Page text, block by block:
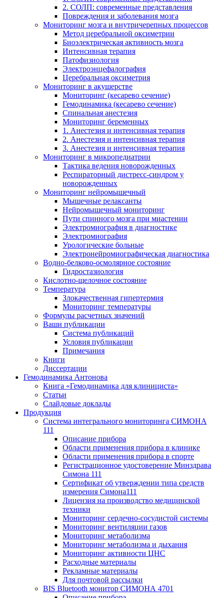
2. СОЛП: современные представления
Повреждения и заболевания мозга
Мониторинг мозга и внутричерепных процессов
Метод церебральной оксиметрии
Биоэлектрическая активность мозга
Интенсивная терапия
Патофизиология
Электроэнцефалография
Церебральная оксиметрия
Мониторинг в акушерстве
Мониторинг (кесарево сечение)
Гемодинамика (кесарево сечение)
Спинальная анестезия
Мониторинг беременных
1. Анестезия и интенсивная терапия
2. Анестезия и интенсивная терапия
3. Анестезия и интенсивная терапия
Мониторинг в микропедиатрии
Тактика ведения новорожденных
Респираторный дистресс-синдром у
новорожденных
Мониторинг нейромышечный
Мышечные релаксанты
Нейромышечный мониторинг
Пути спинного мозга при миастении
Электромиография в диагностике
Электромиография
Урологические больные
Электронейромиографическая диагностика
Водно-белково-осмолярное состояние
Гидростазиология
Кислотно-щелочное состояние
Температура
Злокачественная гипертермия
Мониторинг температуры
Формулы расчетных значений
Ваши публикации
Система публикаций
Условия публикации
Примечания
Книги
Диссертации
Гемодинамика Антонова
Книга «Гемодинамика для клинициста»
Статьи
Слайдовые доклады
Продукция
Система интегрального мониторинга СИМОНА
111
Описание прибора
Области применения прибора в клинике
Области применения прибора в спорте
Регистрационное удостоверение Минздрава
Симона 111
Сертификат об утверждении типа средств
измерения Симона111
Лицензия на производство медицинской
техники
Мониторинг сердечно-сосудистой системы
Мониторинг вентиляции газов
Мониторинг метаболизма
Мониторинг метаболизма и дыхания
Мониторинг активности ЦНС
Расходные материалы
Рекламные материалы
Для почтовой рассылки
BIS Bluetooth монитор СИМОНА 4701